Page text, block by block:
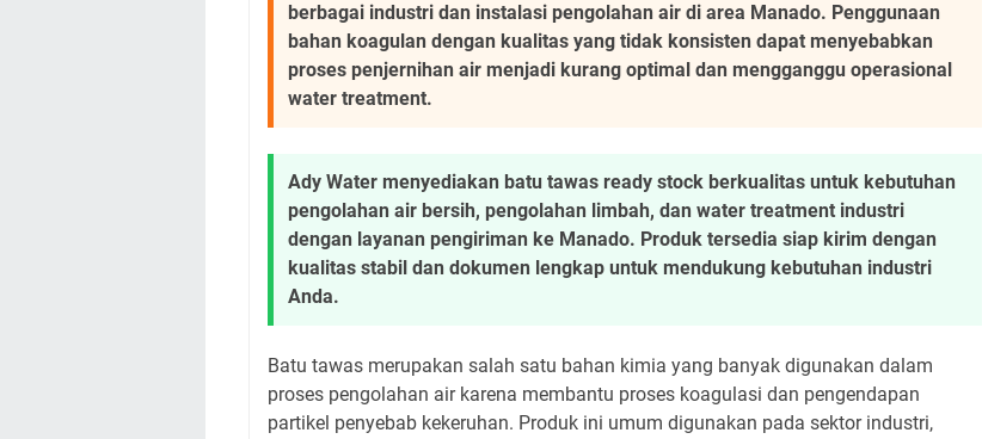
berbagai industri dan instalasi pengolahan air di area Manado. Penggunaan
bahan koagulan dengan kualitas yang tidak konsisten dapat menyebabkan
proses penjernihan air menjadi kurang optimal dan mengganggu operasional
water treatment.
Ady Water menyediakan batu tawas ready stock berkualitas untuk kebutuhan
pengolahan air bersih, pengolahan limbah, dan water treatment industri
dengan layanan pengiriman ke Manado. Produk tersedia siap kirim dengan
kualitas stabil dan dokumen lengkap untuk mendukung kebutuhan industri
Anda.
Batu tawas merupakan salah satu bahan kimia yang banyak digunakan dalam
proses pengolahan air karena membantu proses koagulasi dan pengendapan
partikel penyebab kekeruhan. Produk ini umum digunakan pada sektor industri,